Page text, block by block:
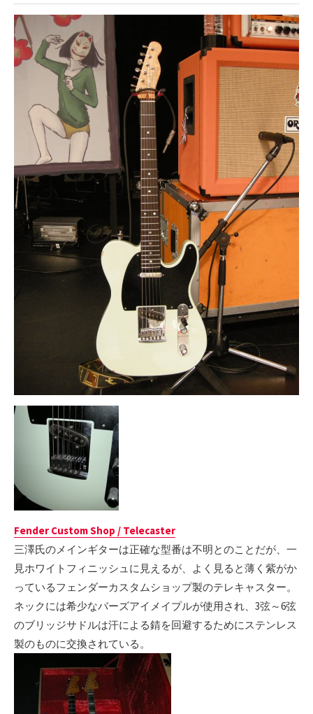
Fender Custom Shop / Telecaster
三澤氏のメインギターは正確な型番は不明とのことだが、一
見ホワイトフィニッシュに見えるが、よく見ると薄く紫がか
っているフェンダーカスタムショップ製のテレキャスター。
ネックには希少なバーズアイメイプルが使用され、3弦～6弦
のブリッジサドルは汗による錆を回避するためにステンレス
製のものに交換されている。